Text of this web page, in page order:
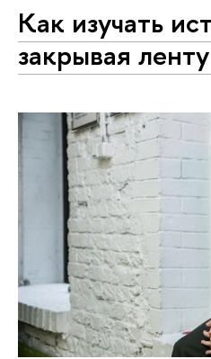
Как изучать
закрывая